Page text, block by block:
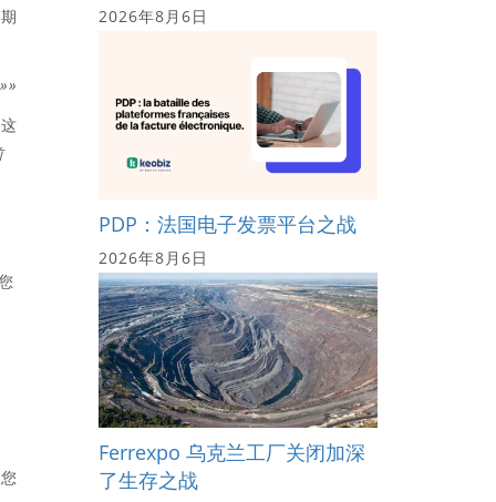
2026年8月6日
PDP：法国电子发票平台之战
2026年8月6日
Ferrexpo 乌克兰工厂关闭加深
了生存之战